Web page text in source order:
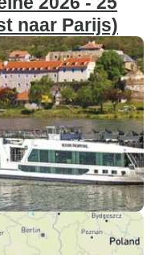
naar Parijs)